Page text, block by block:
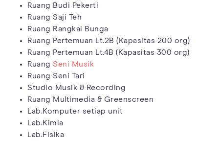
Ruang Budi Pekerti
Ruang Saji Teh
Ruang Rangkai Bunga
Ruang Pertemuan Lt.2B (Kapasitas 200 org)
Ruang Pertemuan Lt.4B (Kapasitas 300 org)
Ruang Seni Musik
Ruang Seni Tari
Studio Musik & Recording
Ruang Multimedia & Greenscreen
Lab.Komputer setiap unit
Lab.Kimia
Lab.Fisika